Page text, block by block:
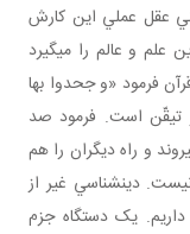
عقل عملي اين کارش
و عالم را مي گيرد
فرمود «و جحدوا بها
از تيقّن است. فرمود صد
و راه ديگران را هم
دين شناسي غير از
يک دستگاه جزم